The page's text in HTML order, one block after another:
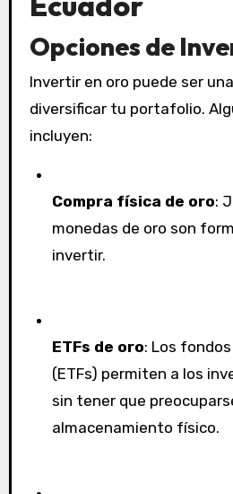
Opciones de
Invertir en oro puede ser
diversificar tu portafolio.
incluyen:
Compra física de oro:
monedas de oro son
invertir.
ETFs de oro: Los
(ETFs) permiten a los
sin tener que
almacenamiento físico.